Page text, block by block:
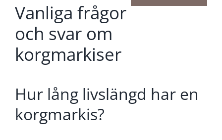
Vanliga frågor
och svar om
korgmarkiser
Hur lång livslängd har en
korgmarkis?